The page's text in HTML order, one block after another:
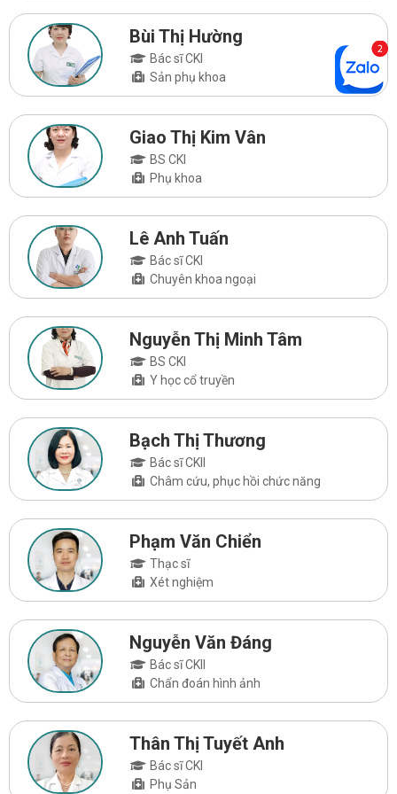
Bùi Thị Hường
Bác sĩ CKI
Sản phụ khoa
Giao Thị Kim Vân
BS CKI
Phụ khoa
Lê Anh Tuấn
Bác sĩ CKI
Chuyên khoa ngoại
Nguyễn Thị Minh Tâm
BS CKI
Y học cổ truyền
Bạch Thị Thương
Bác sĩ CKII
Châm cứu, phục hồi chức năng
Phạm Văn Chiển
Thạc sĩ
Xét nghiệm
Nguyễn Văn Đáng
Bác sĩ CKII
Chẩn đoán hình ảnh
Thân Thị Tuyết Anh
Bác sĩ CKI
Phụ Sản